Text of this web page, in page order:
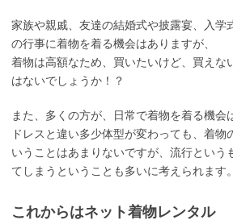
家族や親戚、友達の結婚式や披露宴、入学
の行事に着物を着る機会はありますが、
着物は高額なため、買いたいけど、買えな
はないでしょうか！？
また、多くの方が、日常で着物を着る機会
ドレスと違い多少体型が変わっても、着物
いうことはあまりないですが、流行という
てしまうということも多いに考えられます。
これからはネット着物レンタル